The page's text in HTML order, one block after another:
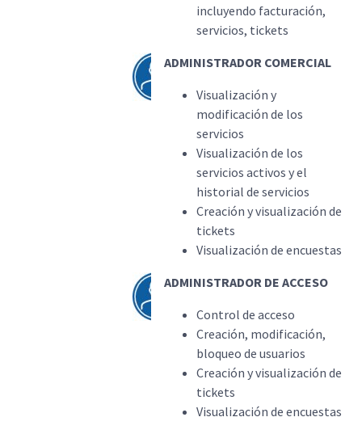
incluyendo facturación,
servicios, tickets
ADMINISTRADOR COMERCIAL
Visualización y
modificación de los
servicios
Visualización de los
servicios activos y el
historial de servicios
Creación y visualización de
tickets
Visualización de encuestas
ADMINISTRADOR DE ACCESO
Control de acceso
Creación, modificación,
bloqueo de usuarios
Creación y visualización de
tickets
Visualización de encuestas